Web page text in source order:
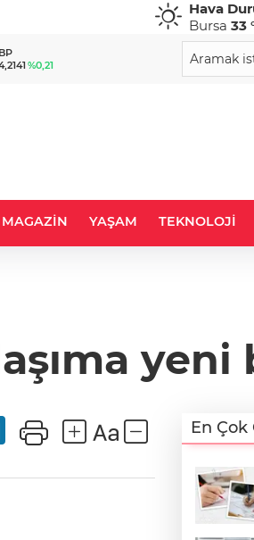
Hava
Bursa 33
%0,21
CHF
58,9797%0,10
MAGAZİN YAŞAM TEKNOLOJİ
yeni
En